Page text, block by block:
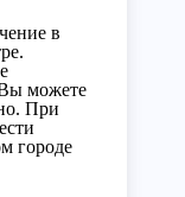
в
можете
При
городе